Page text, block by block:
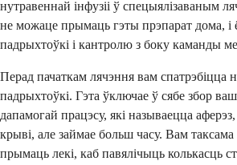
нутравеннай інфузіі ў спецыялізаваным
не можаце прымаць гэты прэпарат дома, і
падрыхтоўкі і кантролю з боку каманды
Перад пачаткам лячэння вам спатрэбіцца
падрыхтоўкі. Гэта ўключае ў сябе збор
дапамогай працэсу, які называецца
крыві, але займае больш часу. Вам
прымаць лекі, каб павялічыць колькасць